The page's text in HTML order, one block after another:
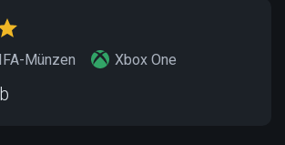
Münzen Xbox One